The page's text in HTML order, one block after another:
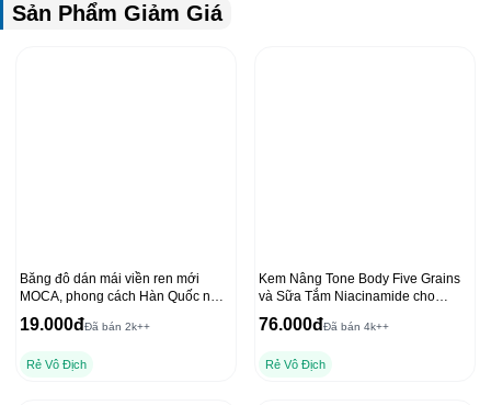
Sản Phẩm Giảm Giá
Băng đô dán mái viền ren mới
MOCA, phong cách Hàn Quốc nữ
tính
19.000đĐã bán 2k++
Rẻ Vô Địch
Kem Nâng Tone Body Five Grains
và Sữa Tắm Niacinamide cho
Dưỡng Thể Ban Đêm
76.000đĐã bán 4k++
Rẻ Vô Địch